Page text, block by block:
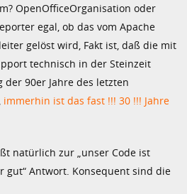
OpenOfficeOrganisation oder
egal, ob das vom Apache
gelöst wird, Fakt ist, daß die mit
technisch in der Steinzeit
der 90er Jahre des letzten
immerhin ist das fast !!! 30 !!! Jahre
natürlich zur „unser Code ist
gut“ Antwort. Konsequent sind die